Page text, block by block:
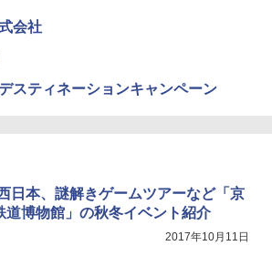
会社
スティネーションキャンペーン
日本、謎解きゲームツアーなど「京
道博物館」の秋冬イベント紹介
2017年10月11日